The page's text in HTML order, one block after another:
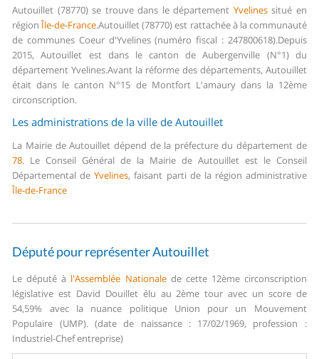
Autouillet (78770) se trouve dans le département Yvelinessitué en
régionÎle-de-France.Autouillet (78770) est rattachée à la communauté
de communes Coeur d'Yvelines (numéro fiscal : 247800618).Depuis
2015, Autouillet est dans le canton de Aubergenville (N°1) du
département Yvelines.Avant la réforme des départements, Autouillet
était dans le canton N°15 de Montfort L'amaury dans la 12ème
circonscription.
Les administrations de la ville de Autouillet
La Mairie de Autouillet dépend de la préfecture du département de
78. Le Conseil Général de la Mairie de Autouillet est le Conseil
Départemental deYvelines, faisant parti de la région administrative
Île-de-France
Député pour représenter Autouillet
Le député à l'Assemblée Nationalede cette 12ème circonscription
législative est David Douillet élu au 2ème tour avec un score de
54,59% avec la nuance politique Union pour un Mouvement
Populaire (UMP). (date de naissance : 17/02/1969, profession :
Industriel-Chef entreprise)